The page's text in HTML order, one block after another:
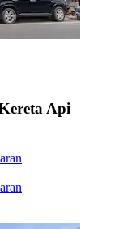
Api